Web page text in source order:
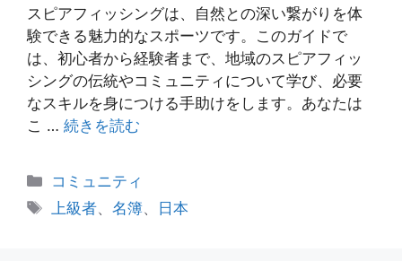
スピアフィッシングは、自然との深い繋がりを体
験できる魅力的なスポーツです。このガイドで
は、初心者から経験者まで、地域のスピアフィッ
シングの伝統やコミュニティについて学び、必要
なスキルを身につける手助けをします。あなたは
こ … 続きを読む
カ
テ
コミュニティ
タ上級者、名簿、 日本